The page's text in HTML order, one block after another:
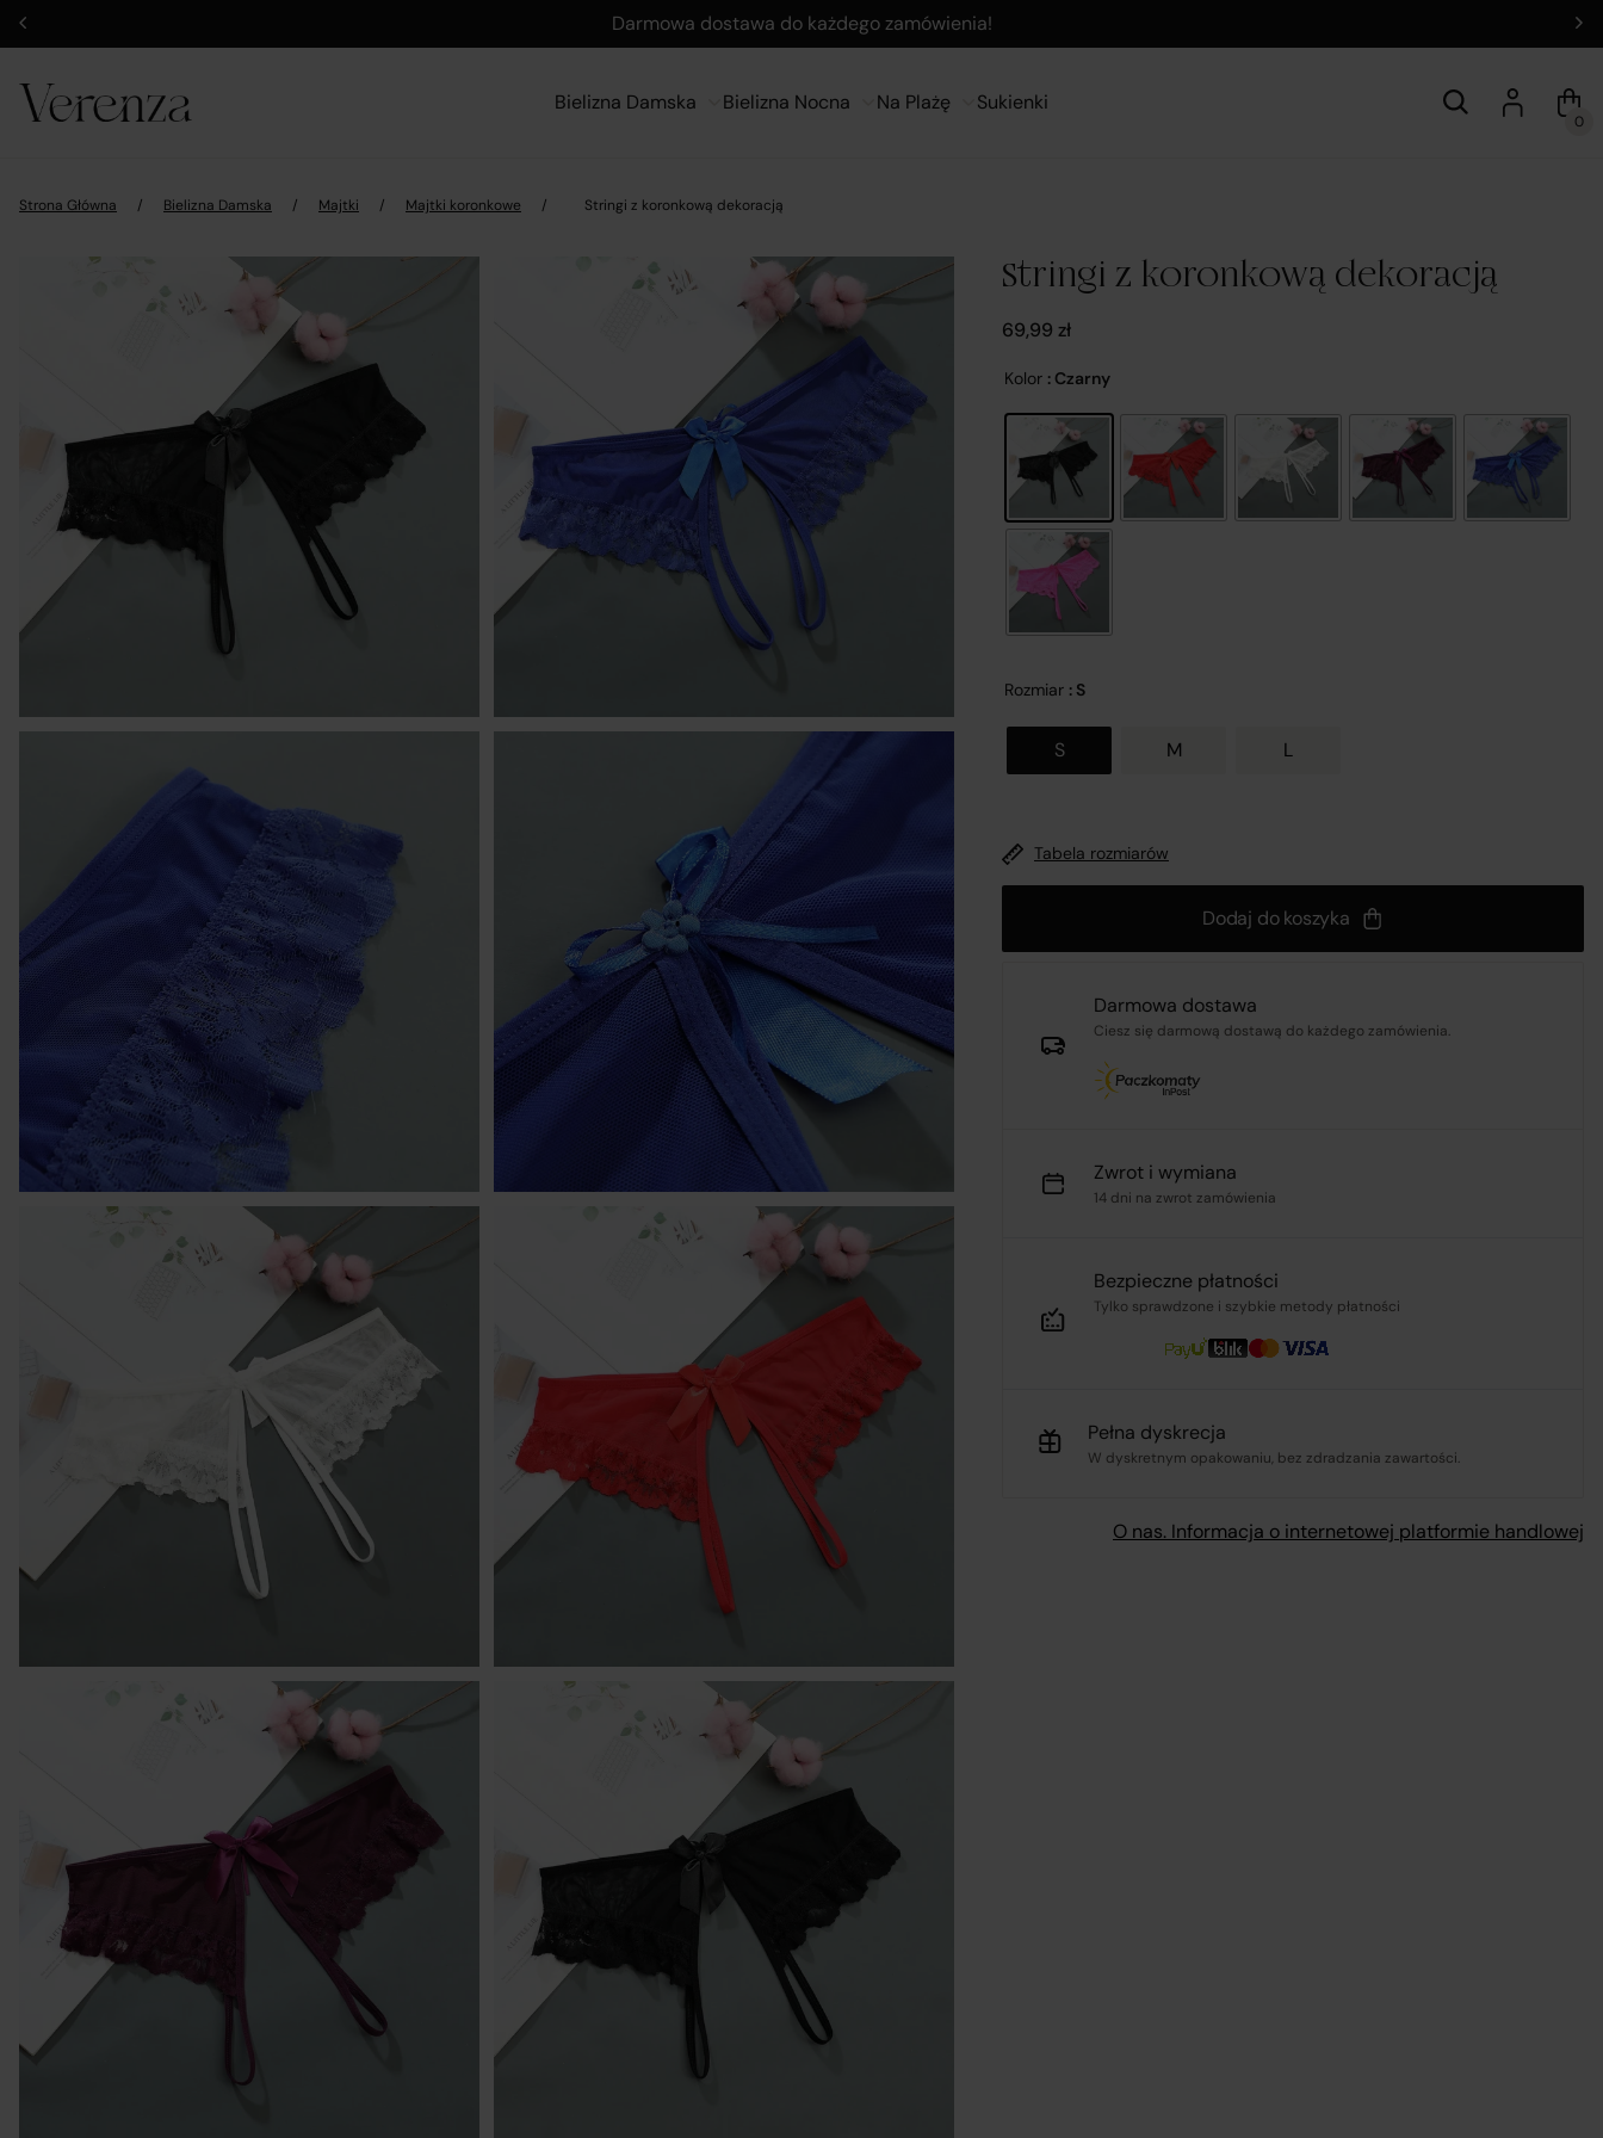
Darmowa dostawa do każdego zamówienia!
Bielizna Damska Bielizna Nocna Na Plażę Sukienki
0
Strona Główna / Bielizna Damska / Majtki / Majtki koronkowe / Stringi z koronkową dekoracją
Stringi z koronkową dekoracją
69,99 zł
Kolor : Czarny
Rozmiar : S
S M L
Tabela rozmiarów
Dodaj do koszyka
Darmowa dostawa
Ciesz się darmową dostawą do każdego zamówienia.
Zwrot i wymiana
14 dni na zwrot zamówienia
Bezpieczne płatności
Tylko sprawdzone i szybkie metody płatności
Pełna dyskrecja
W dyskretnym opakowaniu, bez zdradzania zawartości.
O nas. Informacja o internetowej platformie handlowej
Informacje o platformie handlowej
W wykonaniu obowiązków wynikających z
30 maja 2014 r. o prawach konsumenta (Dz.U. 2014 poz. 827, z
oraz mając na uwadze konieczność zachowania
transparentności względem konsumentów dokonujących
czynności cywilnoprawnych w postaci zawierania umów
sprzedaży na odległość, spółkaR&B COMMERCE SPÓŁKA Z
OGRANICZONĄ ODPOWIEDZIALNOŚCIĄz siedzibą w
1 MAJA 30A, 45-355 wpisana do Rejestru Przedsiębiorców
Krajowego Rejestru Sądowego pod numerem KRS: 0001182670,
posiadająca NIP: 7543380134 oraz REGON: 542188455, jako
podmiot prowadzący internetową platformę handlową
w rozumieniu art. 2 pkt 8 ustawy o prawach konsumenta,
niniejszym informuje, iż:
Platforma Verenza.pl stanowi internetową platformę handlową,
której operatorem i usługodawcą w rozumieniu przepisów
ustawy o świadczeniu usług drogą elektroniczną jest spółka
R&B Commerce spółka z ograniczoną odpowiedzialnością,
działająca w charakterze pośrednika umożliwiającego
konsumentom zawieranie umów sprzedaży na odległość z
osobami trzecimi, tj. zewnętrznymi przedsiębiorcami,
niezależnymi od R&B Commerce spółka z ograniczoną
odpowiedzialnością, dalej jako „Sprzedawcy”.
Platforma Verenza.pl prowadzona jest przez R&B Commerce
platformy.
Umowy zawierane są pomiędzy konsumentami a zewnętrznymi
przedsiębiorcami (Sprzedawcami), którzy prezentują swoje
oferty handlowe za pośrednictwem platformy. Operator
Platformy – R&B Commerce spółka z ograniczoną
odpowiedzialnością. – nie jest stroną umowy sprzedaży
zawieranej z Klientem (konsumentem).
Sprzedawcami są niezależni przedsiębiorcy współpracujący z
operatorem Platformy i korzystający z niej w celu oferowania